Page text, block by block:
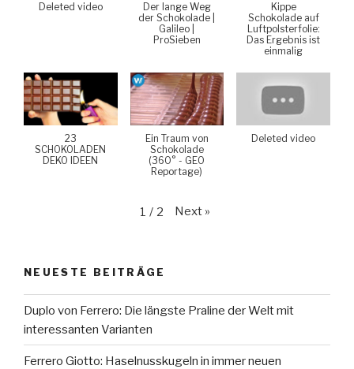
Deleted video
Der lange Weg
der Schokolade |
Galileo |
ProSieben
Kippe
Schokolade auf
Luftpolsterfolie:
Das Ergebnis ist
einmalig
23
SCHOKOLADEN
DEKO IDEEN
Ein Traum von
Schokolade
(360° - GEO
Reportage)
Deleted video
1 / 2 Next »
NEUESTE BEITRÄGE
Duplo von Ferrero: Die längste Praline der Welt mit
interessanten Varianten
Ferrero Giotto: Haselnusskugeln in immer neuen